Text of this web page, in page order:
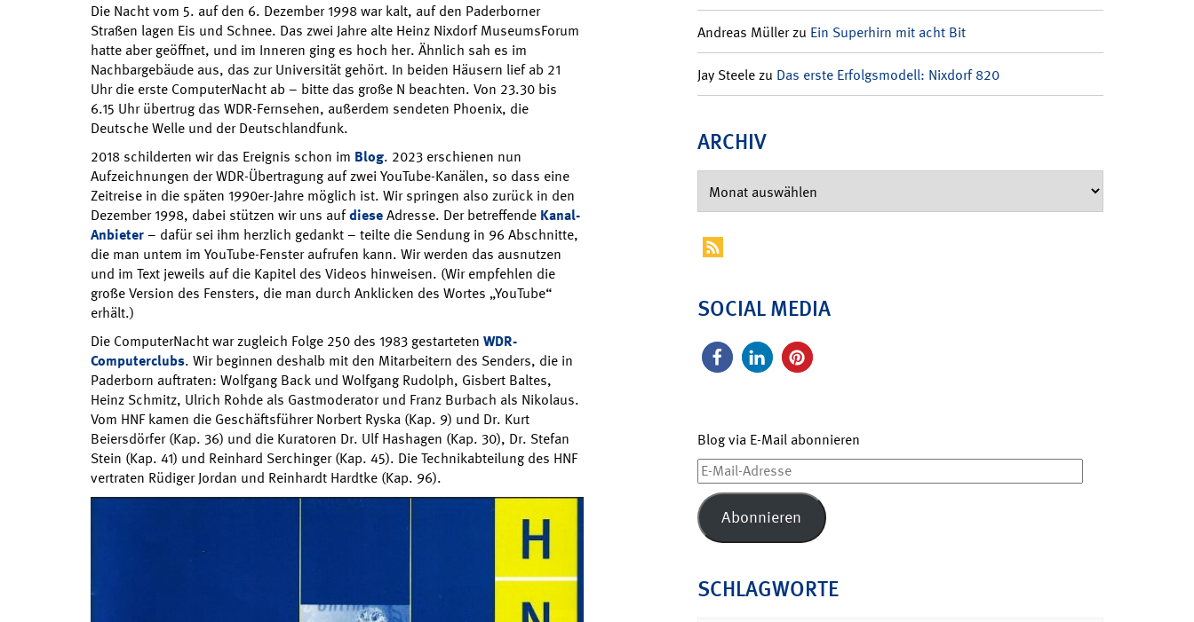
Die Nacht vom 5. auf den 6. Dezember 1998 war kalt, auf den Paderborner
Straßen lagen Eis und Schnee. Das zwei Jahre alte Heinz Nixdorf MuseumsForum
hatte aber geöffnet, und im Inneren ging es hoch her. Ähnlich sah es im
Nachbargebäude aus, das zur Universität gehört. In beiden Häusern lief ab 21
Uhr die erste ComputerNacht ab – bitte das große N beachten. Von 23.30 bis
6.15 Uhr übertrug das WDR-Fernsehen, außerdem sendeten Phoenix, die
Deutsche Welle und der Deutschlandfunk.
2018 schilderten wir das Ereignis schon im Blog. 2023 erschienen nun
Aufzeichnungen der WDR-Übertragung auf zwei YouTube-Kanälen, so dass eine
Zeitreise in die späten 1990er-Jahre möglich ist. Wir springen also zurück in den
Dezember 1998, dabei stützen wir uns aufdieseAdresse. Der betreffende Kanal-
Anbieter– dafür sei ihm herzlich gedankt – teilte die Sendung in 96 Abschnitte,
die man untem im YouTube-Fenster aufrufen kann. Wir werden das ausnutzen
und im Text jeweils auf die Kapitel des Videos hinweisen. (Wir empfehlen die
große Version des Fensters, die man durch Anklicken des Wortes „YouTube“
erhält.)
Die ComputerNacht war zugleich Folge 250 des 1983 gestarteten WDR-
Computerclubs. Wir beginnen deshalb mit den Mitarbeitern des Senders, die in
Paderborn auftraten: Wolfgang Back und Wolfgang Rudolph, Gisbert Baltes,
Heinz Schmitz, Ulrich Rohde als Gastmoderator und Franz Burbach als Nikolaus.
Vom HNF kamen die Geschäftsführer Norbert Ryska (Kap. 9) und Dr. Kurt
Beiersdörfer (Kap. 36) und die Kuratoren Dr. Ulf Hashagen (Kap. 30), Dr. Stefan
Stein (Kap. 41) und Reinhard Serchinger (Kap. 45). Die Technikabteilung des HNF
vertraten Rüdiger Jordan und Reinhardt Hardtke (Kap. 96).
Andreas Müllerzu Ein Superhirn mit acht Bit
Jay Steelezu Das erste Erfolgsmodell: Nixdorf 820
ARCHIV
SOCIAL MEDIA
Blog via E-Mail abonnieren
E-
Mail-
Adresse
Abonnieren
SCHLAGWORTE